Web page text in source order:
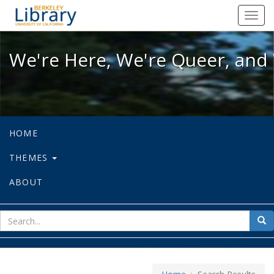
We're Here, We're Queer, and
We're Here, We're Queer,
HOME
THEMES
ABOUT
for